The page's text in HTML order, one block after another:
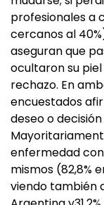
profesionales a
cercanos al
aseguran que
ocultaron su
rechazo. En
encuestados
deseo o
enfermedad
mismos (82,8%
viendo también